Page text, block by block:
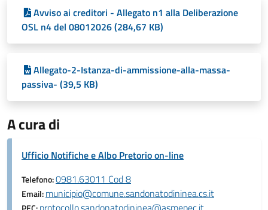
Avviso ai creditori - Allegato n1 alla Deliberazione
OSL n4 del 08012026 (284,67 KB)
Allegato-2-Istanza-di-ammissione-alla-massa-
passiva- (39,5 KB)
A cura di
Ufficio Notifiche e Albo Pretorio on-line
Telefono:0981.63011 Cod 8
Email:municipio@comune.sandonatodininea.cs.it